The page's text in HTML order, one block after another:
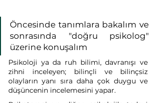
Öncesinde tanımlara bakalım ve
sonrasında "doğru psikolog"
üzerine konuşalım
Psikoloji ya da ruh bilimi, davranışı ve
zihni inceleyen; bilinçli ve bilinçsiz
olayların yanı sıra daha çok duygu ve
düşüncenin incelemesini yapar.